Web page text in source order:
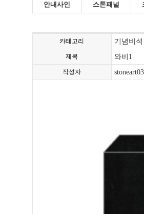
안내사인 스톤패널
카테고리 기념비석
제목 와비1
작성자 stoneart03